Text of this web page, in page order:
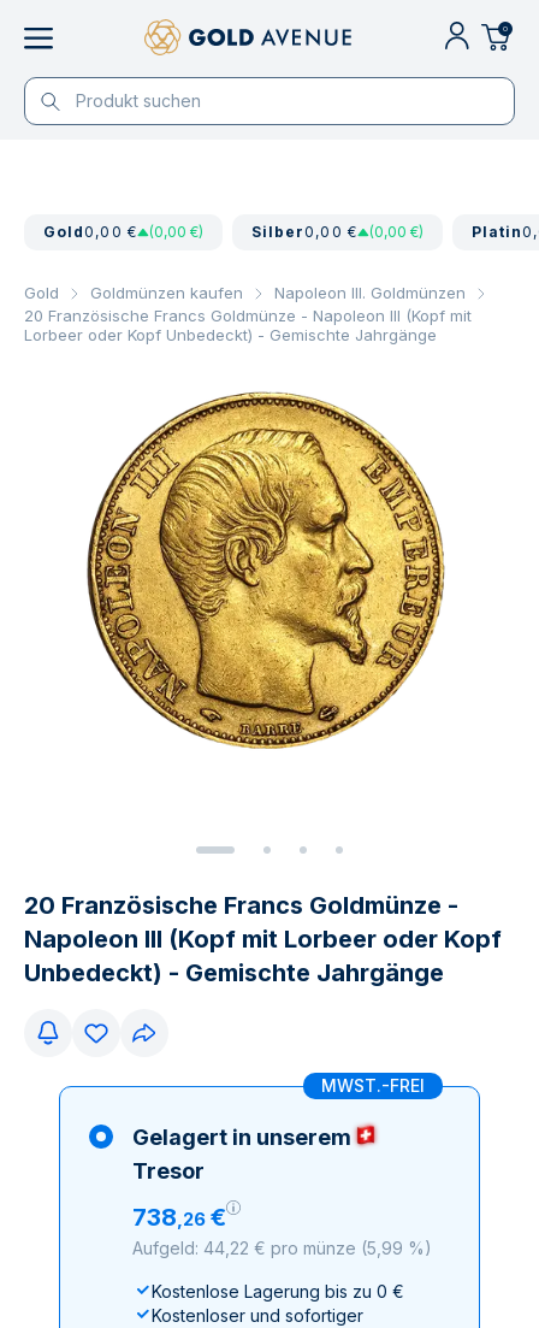
0
Gold0,00 € (0,00 €) Silber0,00 € (0,00 €) Platin
Gold Goldmünzen kaufen
Napoleon III. Goldmünzen
20 Französische Francs Goldmünze - Napoleon III (Kopf mit
Lorbeer oder Kopf Unbedeckt) - Gemischte Jahrgänge
20 Französische Francs Goldmünze -
Napoleon III (Kopf mit Lorbeer oder Kopf
Unbedeckt) - Gemischte Jahrgänge
MWST.-FREI
Gelagert in unserem
Tresor
738,26 €
Aufgeld: 44,22 € pro münze (5,99 %)
Kostenlose Lagerung bis zu 0 €
Kostenloser und sofortiger